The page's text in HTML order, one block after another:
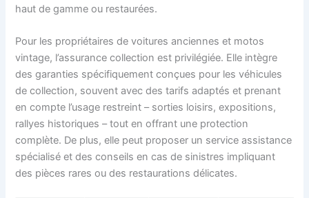
haut de gamme ou restaurées.
Pour les propriétaires de voitures anciennes et motos
vintage, l’assurance collection est privilégiée. Elle intègre
des garanties spécifiquement conçues pour les véhicules
de collection, souvent avec des tarifs adaptés et prenant
en compte l’usage restreint – sorties loisirs, expositions,
rallyes historiques – tout en offrant une protection
complète. De plus, elle peut proposer un service assistance
spécialisé et des conseils en cas de sinistres impliquant
des pièces rares ou des restaurations délicates.